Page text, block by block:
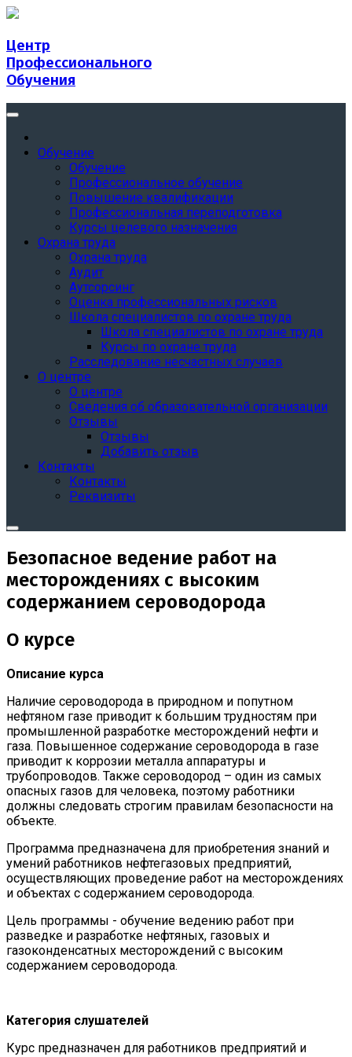
Центр
Профессионального
Обучения
Обучение
Обучение
Профессиональное обучение
Повышение квалификации
Профессиональная переподготовка
Курсы целевого назначения
Охрана труда
Охрана труда
Аудит
Аутсорсинг
Оценка профессиональных рисков
Школа специалистов по охране труда
Школа специалистов по охране труда
Курсы по охране труда
Расследование несчастных случаев
О центре
О центре
Сведения об образовательной организации
Отзывы
Отзывы
Добавить отзыв
Контакты
Контакты
Реквизиты
Безопасное ведение работ на
месторождениях с высоким
содержанием сероводорода
О курсе
Описание курса
Наличие сероводорода в природном и попутном
нефтяном газе приводит к большим трудностям при
промышленной разработке месторождений нефти и
газа. Повышенное содержание сероводорода в газе
приводит к коррозии металла аппаратуры и
трубопроводов. Также сероводород – один из самых
опасных газов для человека, поэтому работники
должны следовать строгим правилам безопасности на
объекте.
Программа предназначена для приобретения знаний и
умений работников нефтегазовых предприятий,
осуществляющих проведение работ на месторождениях
и объектах с содержанием сероводорода.
Цель программы - обучение ведению работ при
разведке и разработке нефтяных, газовых и
газоконденсатных месторождений с высоким
содержанием сероводорода.
Категория слушателей
Курс предназначен для работников предприятий и